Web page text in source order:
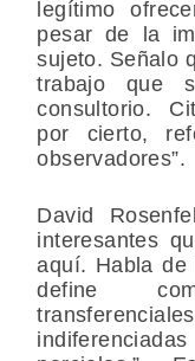
legítimo
pesar de la
sujeto. Señalo
trabajo que
consultorio.
por cierto,
observadores”.
David
interesantes
aquí. Habla de
define